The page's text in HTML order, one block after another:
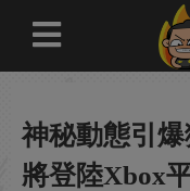
神秘動態引
將登陸Xbox